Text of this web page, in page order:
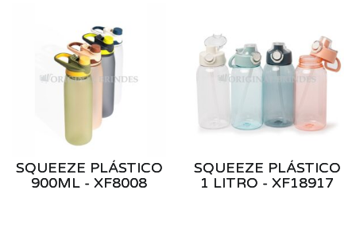
SQUEEZE PLÁSTICO
900ML - XF8008
SQUEEZE PLÁSTICO
1 LITRO - XF18917